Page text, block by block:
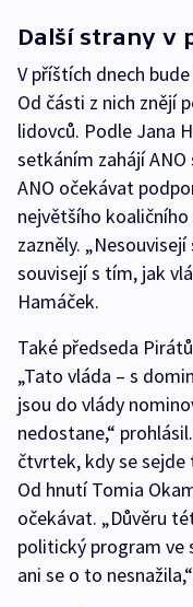
Další strany v
V příštích dnech
Od části z nich znějí
lidovců. Podle Jana
setkáním zahájí
ANO očekávat
největšího
zazněly.
souvisejí s tím, jak
Hamáček.
Také předseda
„Tato vláda – s
jsou do vlády
nedostane,“
čtvrtek, kdy se sejde
Od hnutí Tomia
očekávat. „Důvěru
politický program ve
ani se o to